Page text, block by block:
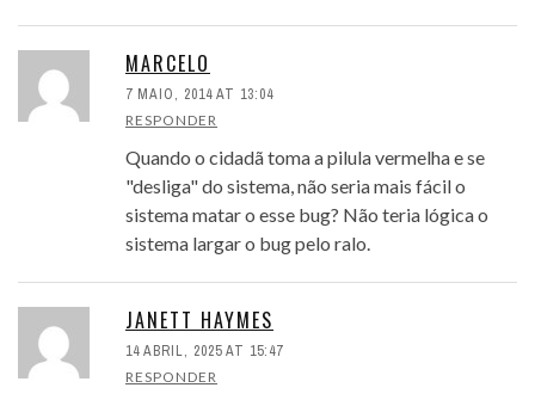
MARCELO
7 MAIO, 2014 AT 13:04
RESPONDER
Quando o cidadã toma a pilula vermelha e se
"desliga" do sistema, não seria mais fácil o
sistema matar o esse bug? Não teria lógica o
sistema largar o bug pelo ralo.
JANETT HAYMES
14 ABRIL, 2025 AT 15:47
RESPONDER